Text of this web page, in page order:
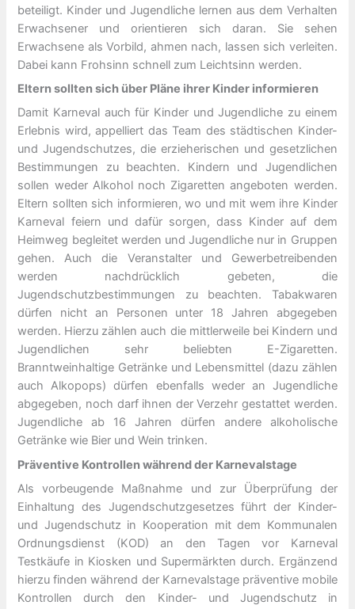
beteiligt. Kinder und Jugendliche lernen aus dem Verhalten
Erwachsener und orientieren sich daran. Sie sehen
Erwachsene als Vorbild, ahmen nach, lassen sich verleiten.
Dabei kann Frohsinn schnell zum Leichtsinn werden.
Eltern sollten sich über Pläne ihrer Kinder informieren
Damit Karneval auch für Kinder und Jugendliche zu einem
Erlebnis wird, appelliert das Team des städtischen Kinder-
und Jugendschutzes, die erzieherischen und gesetzlichen
Bestimmungen zu beachten. Kindern und Jugendlichen
sollen weder Alkohol noch Zigaretten angeboten werden.
Eltern sollten sich informieren, wo und mit wem ihre Kinder
Karneval feiern und dafür sorgen, dass Kinder auf dem
Heimweg begleitet werden und Jugendliche nur in Gruppen
gehen. Auch die Veranstalter und Gewerbetreibenden
werden nachdrücklich gebeten, die
Jugendschutzbestimmungen zu beachten. Tabakwaren
dürfen nicht an Personen unter 18 Jahren abgegeben
werden. Hierzu zählen auch die mittlerweile bei Kindern und
Jugendlichen sehr beliebten E-Zigaretten.
Branntweinhaltige Getränke und Lebensmittel (dazu zählen
auch Alkopops) dürfen ebenfalls weder an Jugendliche
abgegeben, noch darf ihnen der Verzehr gestattet werden.
Jugendliche ab 16 Jahren dürfen andere alkoholische
Getränke wie Bier und Wein trinken.
Präventive Kontrollen während der Karnevalstage
Als vorbeugende Maßnahme und zur Überprüfung der
Einhaltung des Jugendschutzgesetzes führt der Kinder-
und Jugendschutz in Kooperation mit dem Kommunalen
Ordnungsdienst (KOD) an den Tagen vor Karneval
Testkäufe in Kiosken und Supermärkten durch. Ergänzend
hierzu finden während der Karnevalstage präventive mobile
Kontrollen durch den Kinder- und Jugendschutz in